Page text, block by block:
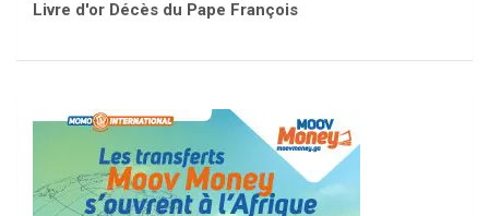
Livre d'or Décès du Pape François